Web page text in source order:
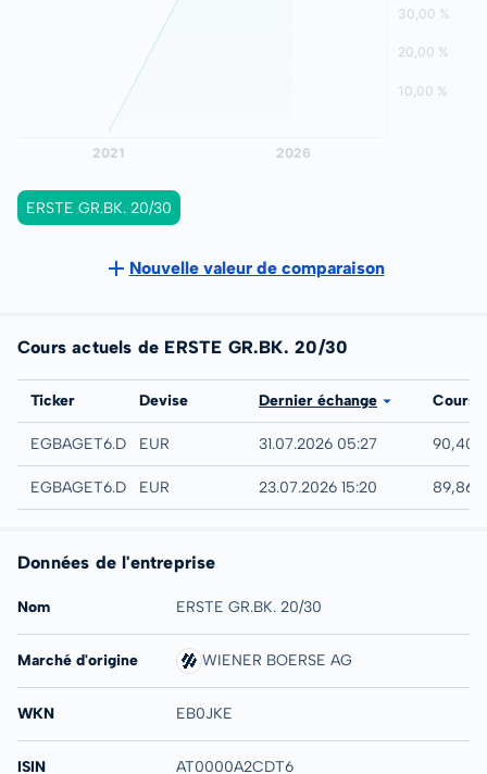
ERSTE GR.BK. 20/30
Nouvelle valeur de comparaison
Cours actuels de ERSTE GR.BK. 20/30
Bourse
Ticker Devise Dernier échange Cours
Quotrix
EGBAGET6.DUSDEUR 31.07.2026 05:27 90,40
Düsseldorf
EGBAGET6.DUSBEUR 23.07.2026 15:20 89,86
Données de l'entreprise
Nom ERSTE GR.BK. 20/30
Marché d'origine WIENER BOERSE AG
WKN EB0JKE
ISIN AT0000A2CDT6